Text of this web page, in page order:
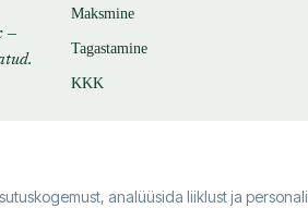
—
Maksmine
Tagastamine
KKK
analüüsida liiklust ja